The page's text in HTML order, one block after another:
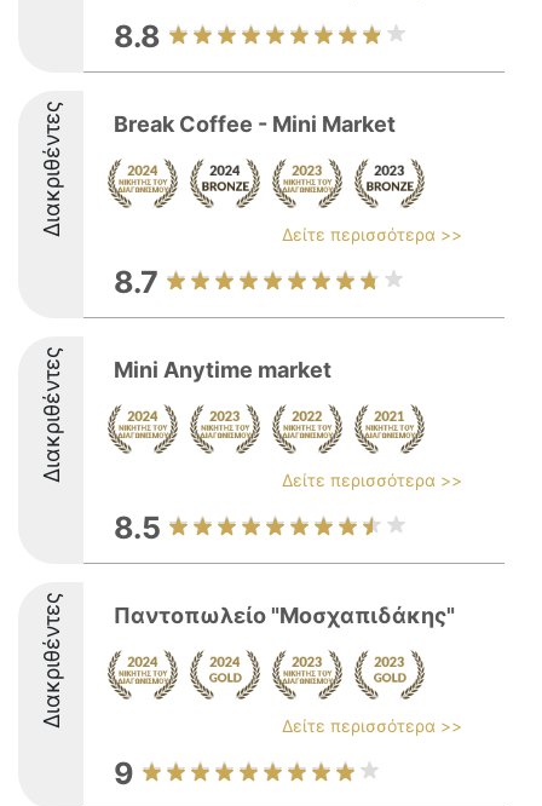
8.8
Διακριθέντες Break Coffee - Mini Market
Δείτε περισσότερα >>
8.7
Διακριθέντες Mini Anytime market
Δείτε περισσότερα >>
8.5
Διακριθέντες Παντοπωλείο "Μοσχαπιδάκης"
Δείτε περισσότερα >>
9